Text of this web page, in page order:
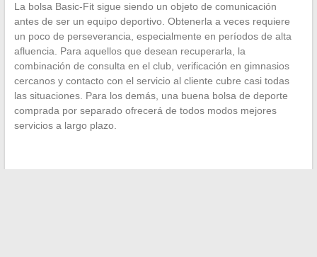
La bolsa Basic-Fit sigue siendo un objeto de comunicación
antes de ser un equipo deportivo. Obtenerla a veces requiere
un poco de perseverancia, especialmente en períodos de alta
afluencia. Para aquellos que desean recuperarla, la
combinación de consulta en el club, verificación en gimnasios
cercanos y contacto con el servicio al cliente cubre casi todas
las situaciones. Para los demás, una buena bolsa de deporte
comprada por separado ofrecerá de todos modos mejores
servicios a largo plazo.